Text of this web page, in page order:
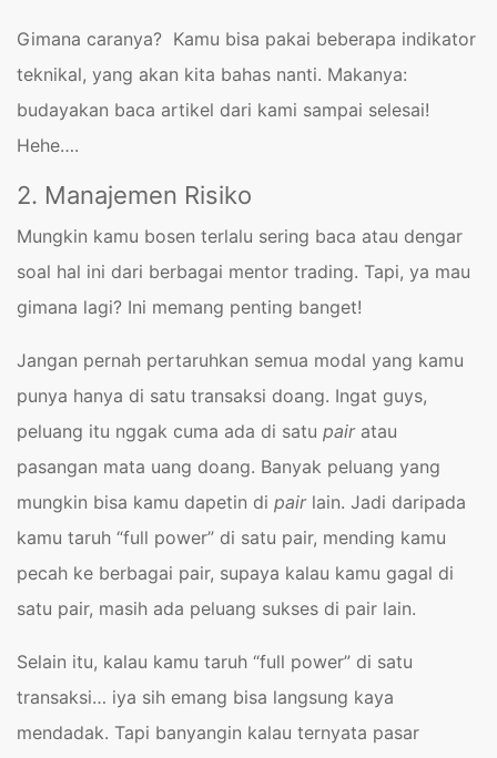
Gimana caranya? Kamu bisa pakai beberapa indikator
teknikal, yang akan kita bahas nanti. Makanya:
budayakan baca artikel dari kami sampai selesai!
Hehe….
2. Manajemen Risiko
Mungkin kamu bosen terlalu sering baca atau dengar
soal hal ini dari berbagai mentor trading. Tapi, ya mau
gimana lagi? Ini memang penting banget!
Jangan pernah pertaruhkan semua modal yang kamu
punya hanya di satu transaksi doang. Ingat guys,
peluang itu nggak cuma ada di satu pairatau
pasangan mata uang doang. Banyak peluang yang
mungkin bisa kamu dapetin di pairlain. Jadi daripada
kamu taruh “full power” di satu pair, mending kamu
pecah ke berbagai pair, supaya kalau kamu gagal di
satu pair, masih ada peluang sukses di pair lain.
Selain itu, kalau kamu taruh “full power” di satu
transaksi… iya sih emang bisa langsung kaya
mendadak. Tapi banyangin kalau ternyata pasar